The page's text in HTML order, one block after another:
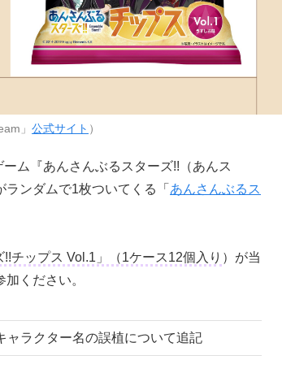
」 公式サイト ）
ム『あんさんぶるスターズ!!（あんス
ンダムで1枚ついてくる「 あんさんぶるス
!!チップス Vol.1」（1ケース12個入り ）が当
ください。
ャラクター名の誤植について追記